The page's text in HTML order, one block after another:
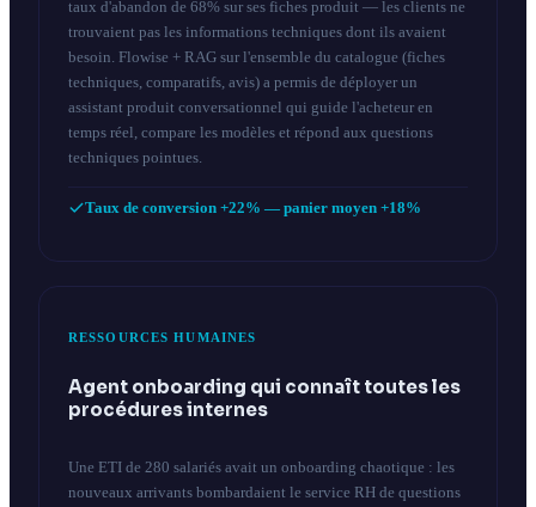
taux d'abandon de 68% sur ses fiches produit — les clients ne
trouvaient pas les informations techniques dont ils avaient
besoin. Flowise + RAG sur l'ensemble du catalogue (fiches
techniques, comparatifs, avis) a permis de déployer un
assistant produit conversationnel qui guide l'acheteur en
temps réel, compare les modèles et répond aux questions
techniques pointues.
Taux de conversion +22% — panier moyen +18%
RESSOURCES HUMAINES
Agent onboarding qui connaît toutes les
procédures internes
Une ETI de 280 salariés avait un onboarding chaotique : les
nouveaux arrivants bombardaient le service RH de questions